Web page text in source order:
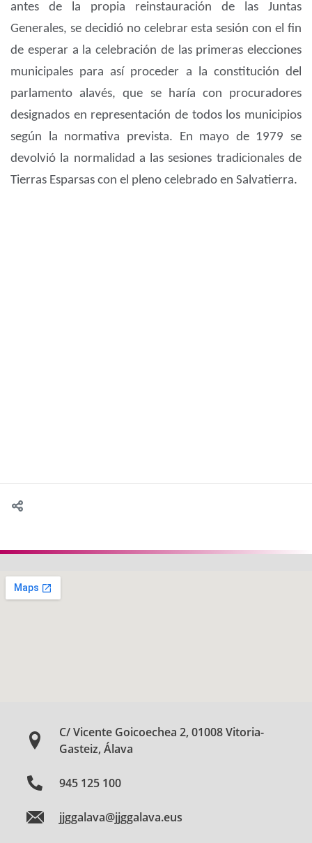
antes de la propia reinstauración de las Juntas
Generales, se decidió no celebrar esta sesión con el fin
de esperar a la celebración de las primeras elecciones
municipales para así proceder a la constitución del
parlamento alavés, que se haría con procuradores
designados en representación de todos los municipios
según la normativa prevista. En mayo de 1979 se
devolvió la normalidad a las sesiones tradicionales de
Tierras Esparsas con el pleno celebrado en Salvatierra.
C/ Vicente Goicoechea 2, 01008 Vitoria-
Gasteiz, Álava
945 125 100
jjggalava@jjggalava.eus